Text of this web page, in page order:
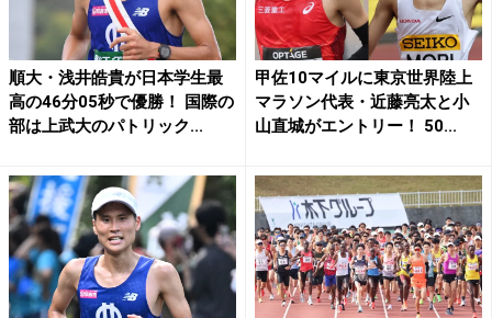
順大・浅井皓貴が日本学生最
高の46分05秒で優勝！ 国際の
部は上武大のパトリック...
甲佐10マイルに東京世界陸上
マラソン代表・近藤亮太と小
山直城がエントリー！ 50...